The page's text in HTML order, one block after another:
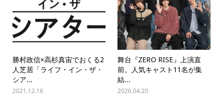
勝村政信×高杉真宙でおくる2
人芝居「ライフ・イン・ザ・
シア...
2021.12.16
舞台『ZERO RISE』上演直
前。人気キャスト11名が集
結...
2026.04.20